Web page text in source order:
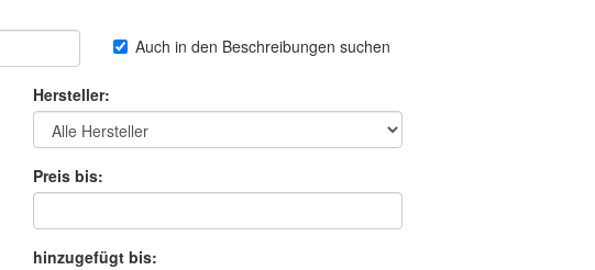
Auch in den Beschreibungen suchen
Hersteller:
Preis bis:
hinzugefügt bis: